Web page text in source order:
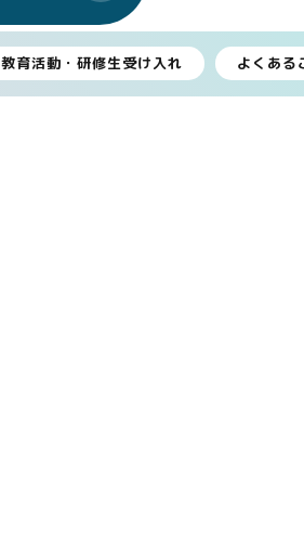
教育活動・研修生受け入れ よくある